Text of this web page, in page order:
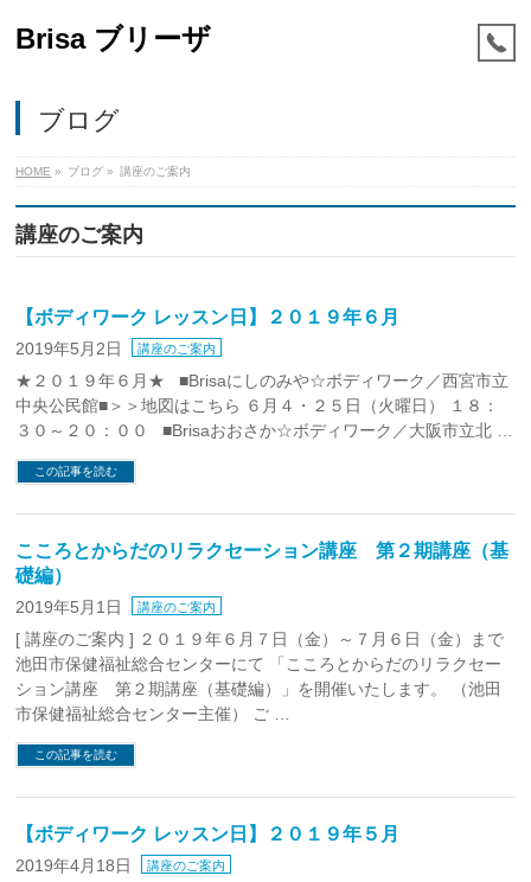
Brisa ブリーザ
ブログ
HOME » ブログ » 講座のご案内
講座のご案内
【ボディワーク レッスン日】２０１９年６月
2019年5月2日 講座のご案内
★２０１９年６月★ ■Brisaにしのみや☆ボディワーク／西宮市立
中央公民館■＞＞地図はこちら ６月４・２５日（火曜日） １８：
３０～２０：００ ■Brisaおおさか☆ボディワーク／大阪市立北 …
この記事を読む
こころとからだのリラクセーション講座 第２期講座（基
礎編）
2019年5月1日 講座のご案内
[ 講座のご案内 ] ２０１９年６月７日（金）～７月６日（金）まで
池田市保健福祉総合センターにて 「こころとからだのリラクセー
ション講座 第２期講座（基礎編）」を開催いたします。 （池田
市保健福祉総合センター主催） ご …
この記事を読む
【ボディワーク レッスン日】２０１９年５月
2019年4月18日 講座のご案内